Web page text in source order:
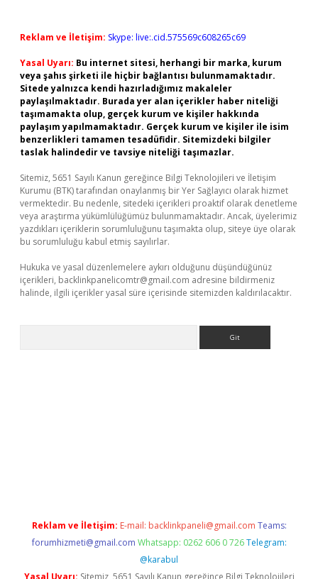
Reklam ve İletişim: Skype: live:.cid.575569c608265c69
Yasal Uyarı: Bu internet sitesi, herhangi bir marka, kurum
veya şahıs şirketi ile hiçbir bağlantısı bulunmamaktadır.
Sitede yalnızca kendi hazırladığımız makaleler
paylaşılmaktadır. Burada yer alan içerikler haber niteliği
taşımamakta olup, gerçek kurum ve kişiler hakkında
paylaşım yapılmamaktadır. Gerçek kurum ve kişiler ile isim
benzerlikleri tamamen tesadüfidir. Sitemizdeki bilgiler
taslak halindedir ve tavsiye niteliği taşımazlar.
Sitemiz, 5651 Sayılı Kanun gereğince Bilgi Teknolojileri ve İletişim
Kurumu (BTK) tarafından onaylanmış bir Yer Sağlayıcı olarak hizmet
vermektedir. Bu nedenle, sitedeki içerikleri proaktif olarak denetleme
veya araştırma yükümlülüğümüz bulunmamaktadır. Ancak, üyelerimiz
yazdıkları içeriklerin sorumluluğunu taşımakta olup, siteye üye olarak
bu sorumluluğu kabul etmiş sayılırlar.
Hukuka ve yasal düzenlemelere aykırı olduğunu düşündüğünüz
içerikleri, backlinkpanelicomtr@gmail.com adresine bildirmeniz
halinde, ilgili içerikler yasal süre içerisinde sitemizden kaldırılacaktır.
Reklam ve İletişim: E-mail: backlinkpaneli@gmail.com Teams:
forumhizmeti@gmail.com Whatsapp: 0262 606 0 726 Telegram:
@karabul
Yasal Uyarı: Sitemiz, 5651 Sayılı Kanun gereğince Bilgi Teknolojileri